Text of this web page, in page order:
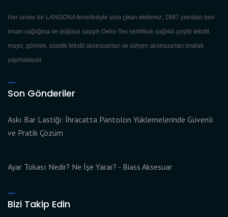
Her ürüne bir LANGONA felsefesiyle yola çıkan ekibimiz, 1997 yılından beri
insan sağlığına ve doğaya saygılı Oeko-Tex sertifikalı sağlıklı çeşitli tekstil,
mayo, gömlek, plastik tekstil aksesuarları ve sütyen aksesuarları imalatı
yapmaktadır.
Son Gönderiler
Askı Bar Lastiği: İhracatta Pantolon Yüklemelerinde Güvenli
ve Pratik Çözüm
Ayar Tokası Nedir? Ne İşe Yarar? - Biass Aksesuar
Bizi Takip Edin